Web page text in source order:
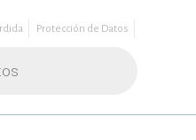
Protección de Datos